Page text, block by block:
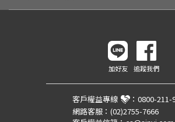
加好友 追蹤我們
客戶權益專線 ： 0800-211-
網路客服： (02)2755-7666